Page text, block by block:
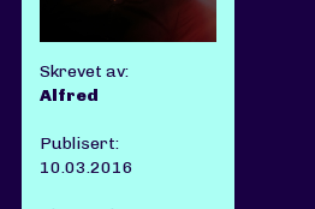
Skrevet av:
Alfred
Publisert:
10.03.2016